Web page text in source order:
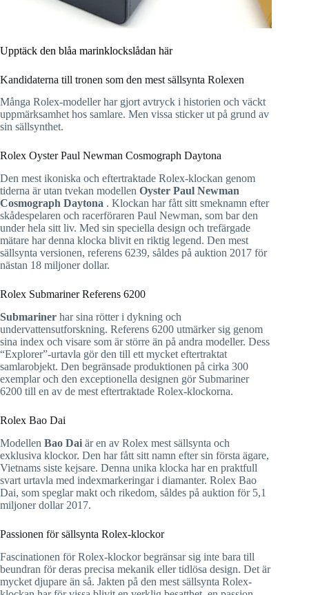
Upptäck den blåa marinklockslådan här
Kandidaterna till tronen som den mest sällsynta Rolexen
Många Rolex-modeller har gjort avtryck i historien och väckt
uppmärksamhet hos samlare. Men vissa sticker ut på grund av
sin sällsynthet.
Rolex Oyster Paul Newman Cosmograph Daytona
Den mest ikoniska och eftertraktade Rolex-klockan genom
tiderna är utan tvekan modellen Oyster Paul Newman
Cosmograph Daytona . Klockan har fått sitt smeknamn efter
skådespelaren och racerföraren Paul Newman, som bar den
under hela sitt liv. Med sin speciella design och trefärgade
mätare har denna klocka blivit en riktig legend. Den mest
sällsynta versionen, referens 6239, såldes på auktion 2017 för
nästan 18 miljoner dollar.
Rolex Submariner Referens 6200
Submariner har sina rötter i dykning och
undervattensutforskning. Referens 6200 utmärker sig genom
sina index och visare som är större än på andra modeller. Dess
“Explorer”-urtavla gör den till ett mycket eftertraktat
samlarobjekt. Den begränsade produktionen på cirka 300
exemplar och den exceptionella designen gör Submariner
6200 till en av de mest eftertraktade Rolex-klockorna.
Rolex Bao Dai
Modellen Bao Dai är en av Rolex mest sällsynta och
exklusiva klockor. Den har fått sitt namn efter sin första ägare,
Vietnams siste kejsare. Denna unika klocka har en praktfull
svart urtavla med indexmarkeringar i diamanter. Rolex Bao
Dai, som speglar makt och rikedom, såldes på auktion för 5,1
miljoner dollar 2017.
Passionen för sällsynta Rolex-klockor
Fascinationen för Rolex-klockor begränsar sig inte bara till
beundran för deras precisa mekanik eller tidlösa design. Det är
mycket djupare än så. Jakten på den mest sällsynta Rolex-